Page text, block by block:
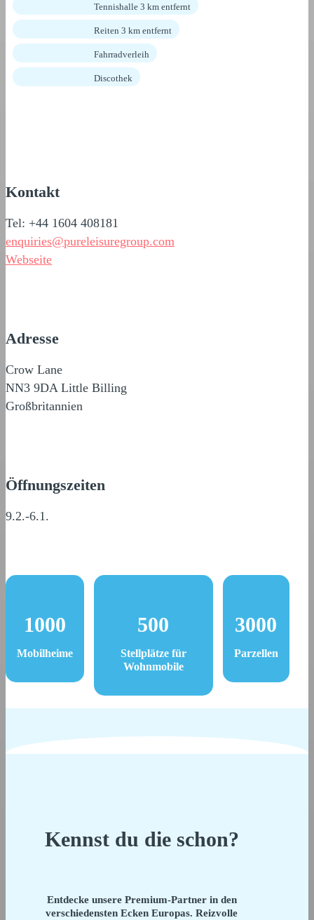
Tennishalle 3 km entfernt
Reiten 3 km entfernt
Fahrradverleih
Discothek
Kontakt
Tel: +44 1604 408181
enquiries@pureleisuregroup.com
Webseite
Adresse
Crow Lane
NN3 9DA Little Billing
Großbritannien
Öffnungszeiten
9.2.-6.1.
1000
Mobilheime
500
Stellplätze für
Wohnmobile
3000
Parzellen
Kennst du die schon?
Entdecke unsere Premium-Partner in den
verschiedensten Ecken Europas. Reizvolle